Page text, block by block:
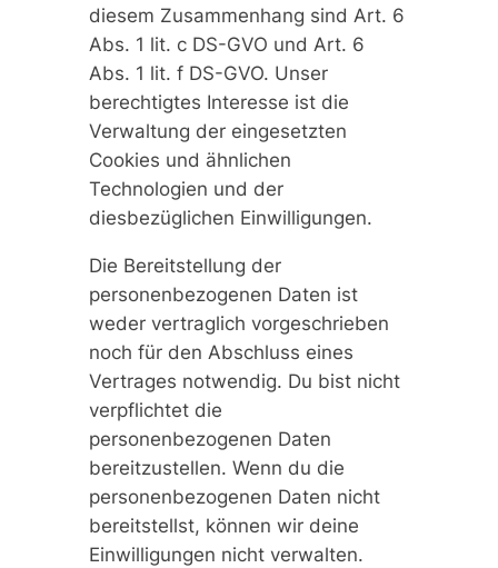
diesem Zusammenhang sind Art. 6
Abs. 1 lit. c DS-GVO und Art. 6
Abs. 1 lit. f DS-GVO. Unser
berechtigtes Interesse ist die
Verwaltung der eingesetzten
Cookies und ähnlichen
Technologien und der
diesbezüglichen Einwilligungen.
Die Bereitstellung der
personenbezogenen Daten ist
weder vertraglich vorgeschrieben
noch für den Abschluss eines
Vertrages notwendig. Du bist nicht
verpflichtet die
personenbezogenen Daten
bereitzustellen. Wenn du die
personenbezogenen Daten nicht
bereitstellst, können wir deine
Einwilligungen nicht verwalten.